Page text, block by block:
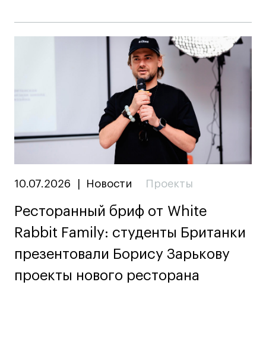
Публичная оферта
Кредит на образование с господдержкой
Лицензия на осуществление образовательной
деятельности АНО ВО «Универсальный
Карта сайта
10.07.2026 Новости Проекты
Ресторанный бриф от White
Rabbit Family: студенты Британки
презентовали Борису Зарькову
проекты нового ресторана